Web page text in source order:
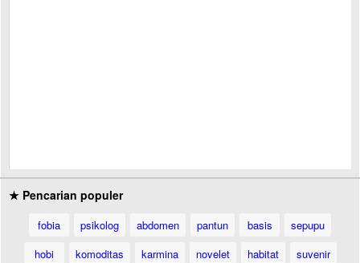
★ Pencarian populer
fobia psikolog abdomen pantun basis
sepupu
hobi
komoditas karmina novelet habitat
suvenir